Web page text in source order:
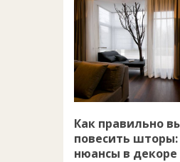
Как правильно
повесить
нюансы в декоре